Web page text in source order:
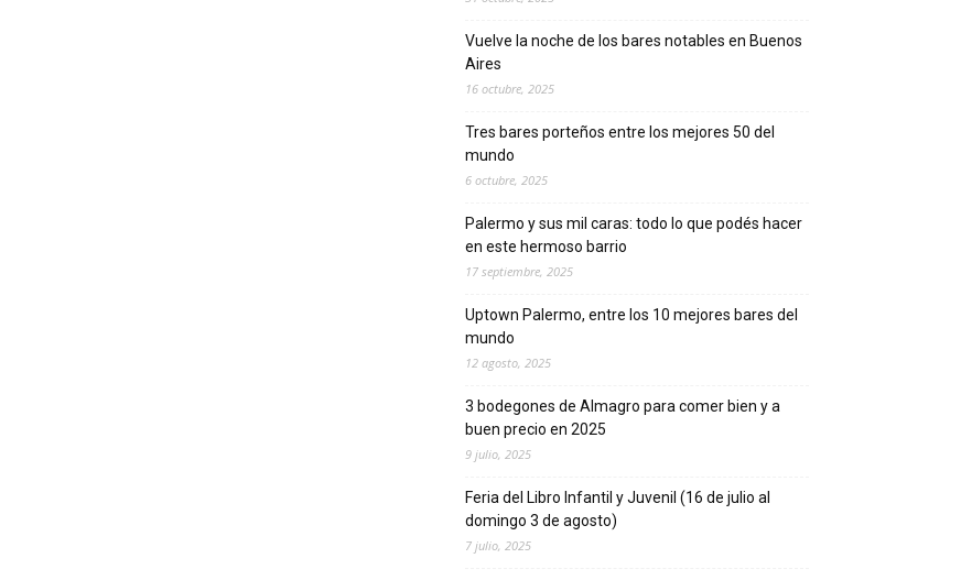
Vuelve la noche de los bares notables en Buenos
Aires
16 octubre, 2025
Tres bares porteños entre los mejores 50 del
mundo
6 octubre, 2025
Palermo y sus mil caras: todo lo que podés hacer
en este hermoso barrio
17 septiembre, 2025
Uptown Palermo, entre los 10 mejores bares del
mundo
12 agosto, 2025
3 bodegones de Almagro para comer bien y a
buen precio en 2025
9 julio, 2025
Feria del Libro Infantil y Juvenil (16 de julio al
domingo 3 de agosto)
7 julio, 2025